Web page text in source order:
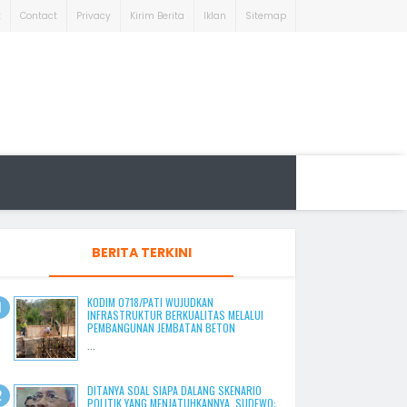
Contact Privacy Kirim Berita Iklan Sitemap
BERITA TERKINI
KODIM 0718/PATI WUJUDKAN
INFRASTRUKTUR BERKUALITAS MELALUI
PEMBANGUNAN JEMBATAN BETON
DITANYA SOAL SIAPA DALANG SKENARIO
POLITIK YANG MENJATUHKANNYA, SUDEWO: